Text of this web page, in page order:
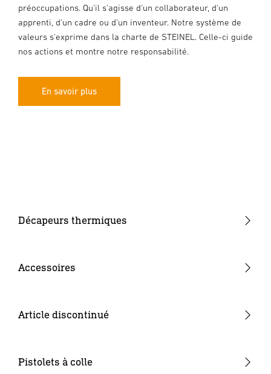
préoccupations. Qu'il s'agisse d'un collaborateur, d'un
apprenti, d'un cadre ou d'un inventeur. Notre système de
valeurs s'exprime dans la charte de STEINEL. Celle-ci guide
nos actions et montre notre responsabilité.
En savoir plus
Décapeurs thermiques
Décapeurs thermiques forme droite
Accessoires
Consommables
Autres
Article discontinué
Pistolets à colle